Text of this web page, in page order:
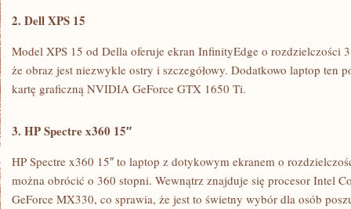
2. ​Dell XPS 15
Model XPS⁢ 15 od ‌Della oferuje ‌ekran InfinityEdge o rozdzielczości
że obraz jest niezwykle ostry​ i ⁢szczegółowy. Dodatkowo laptop ten
kartę​ graficzną NVIDIA GeForce GTX 1650 Ti.
3.‍ HP⁢ Spectre x360 15″
HP Spectre x360‍ 15″ to laptop z dotykowym ekranem o
można obrócić o 360‍ stopni. Wewnątrz znajduje się procesor Intel
GeForce MX330,​ co sprawia, że jest to świetny wybór dla osób